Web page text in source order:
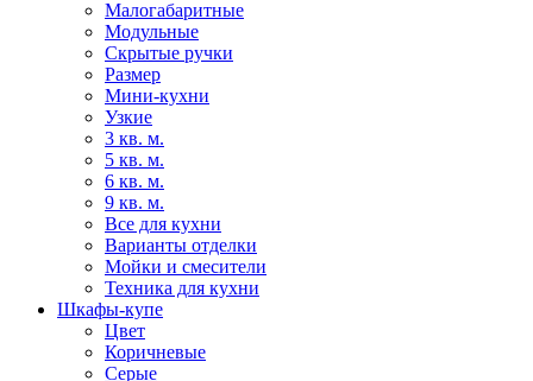
Малогабаритные
Модульные
Скрытые ручки
Размер
Мини-кухни
Узкие
3 кв. м.
5 кв. м.
6 кв. м.
9 кв. м.
Все для кухни
Варианты отделки
Мойки и смесители
Техника для кухни
Шкафы-купе
Цвет
Коричневые
Серые